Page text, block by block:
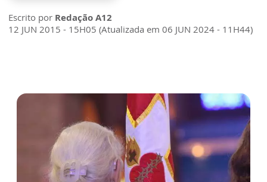
Escrito por Redação A12
12 JUN 2015 - 15H05 (Atualizada em 06 JUN 2024 - 11H44)